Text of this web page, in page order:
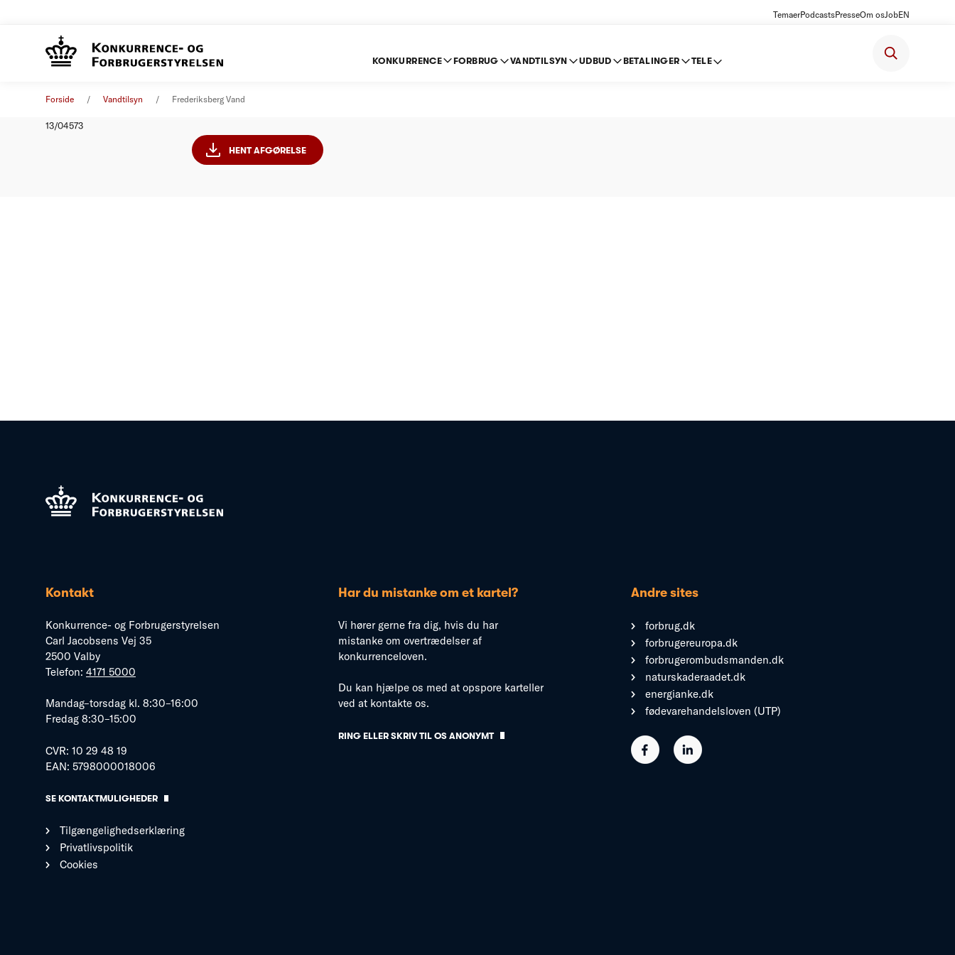
TemaerPodcastsPresseOm osJobEN
KONKURRENCE FORBRUG VANDTILSYN UDBUD BETALINGER TELE
Forside Vandtilsyn Frederiksberg Vand
13/04573
HENT AFGØRELSE
Kontakt
Konkurrence- og Forbrugerstyrelsen
Carl Jacobsens Vej 35
2500 Valby
Telefon: 4171 5000
Mandag–torsdag kl. 8:30–16:00
Fredag 8:30–15:00
CVR: 10 29 48 19
EAN: 5798000018006
SE KONTAKTMULIGHEDER
Tilgængelighedserklæring
Privatlivspolitik
Cookies
Har du mistanke om et kartel?
Vi hører gerne fra dig, hvis du har
mistanke om overtrædelser af
konkurrenceloven.
Du kan hjælpe os med at opspore karteller
ved at kontakte os.
RING ELLER SKRIV TIL OS ANONYMT
Andre sites
forbrug.dk
forbrugereuropa.dk
forbrugerombudsmanden.dk
naturskaderaadet.dk
energianke.dk
fødevarehandelsloven (UTP)